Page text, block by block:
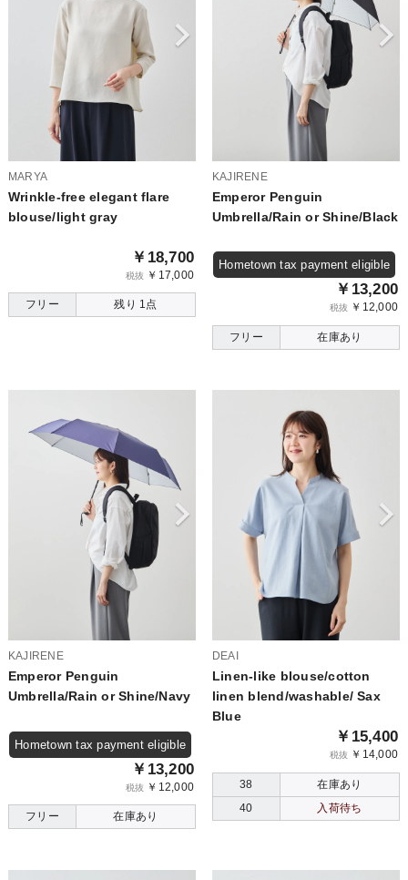
MARYA
Wrinkle-free elegant flare
blouse/light gray
￥18,700
税抜 ￥17,000
フリー 残り 1点
KAJIRENE
Emperor Penguin
Umbrella/Rain or Shine/Black
Hometown tax payment eligible
￥13,200
税抜 ￥12,000
フリー 在庫あり
KAJIRENE
Emperor Penguin
Umbrella/Rain or Shine/Navy
Hometown tax payment eligible
￥13,200
税抜 ￥12,000
フリー 在庫あり
DEAI
Linen-like blouse/cotton
linen blend/washable/ Sax
Blue
￥15,400
税抜 ￥14,000
38
在庫あり
40
入荷待ち